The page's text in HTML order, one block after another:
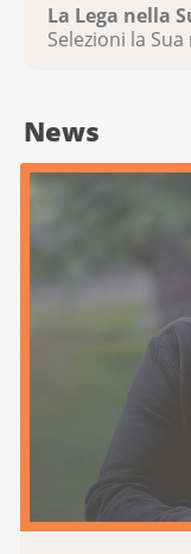
La Lega nella
Selezioni la
Krebsliga Aargau
Krebsliga beider
Ligue
Ligue genevoise
Krebsliga
Ligue
Ligue
Krebsliga
News